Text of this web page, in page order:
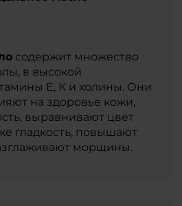
содержит множество
в высокой
Е, К и холины. Они
на здоровье кожи,
выравнивают цвет
гладкость, повышают
морщины.